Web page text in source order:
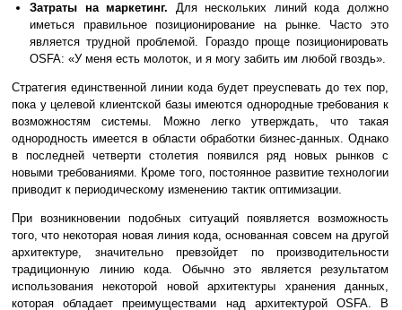
Затраты на маркетинг. Для нескольких линий кода должно
иметься правильное позиционирование на рынке. Часто это
является трудной проблемой. Гораздо проще позиционировать
OSFA: «У меня есть молоток, и я могу забить им любой гвоздь».
Стратегия единственной линии кода будет преуспевать до тех пор,
пока у целевой клиентской базы имеются однородные требования к
возможностям системы. Можно легко утверждать, что такая
однородность имеется в области обработки бизнес-данных. Однако
в последней четверти столетия появился ряд новых рынков с
новыми требованиями. Кроме того, постоянное развитие технологии
приводит к периодическому изменению тактик оптимизации.
При возникновении подобных ситуаций появляется возможность
того, что некоторая новая линия кода, основанная совсем на другой
архитектуре, значительно превзойдет по производительности
традиционную линию кода. Обычно это является результатом
использования некоторой новой архитектуры хранения данных,
которая обладает преимуществами над архитектурой OSFA. В